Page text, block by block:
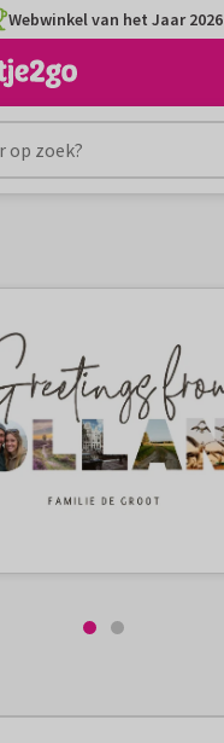
Webwinkel van het Jaar 2026